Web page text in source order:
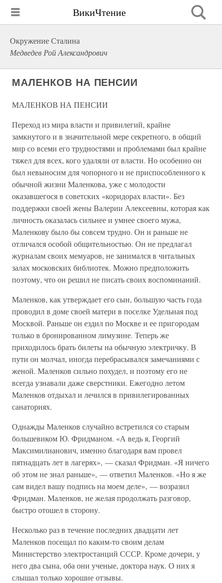
ВикиЧтение
Окружение Сталина
Медведев Рой Александрович
МАЛЕНКОВ НА ПЕНСИИ
МАЛЕНКОВ НА ПЕНСИИ
Переход из мира власти и привилегий, крайне
замкнутого и в значительной мере секретного, в общий
мир со всеми его трудностями и проблемами был крайне
тяжел для всех, кого удаляли от власти. Но особенно он
был невыносим для чопорного и не приспособленного к
обычной жизни Маленкова, уже с молодости
оказавшегося в советских «коридорах власти». Без
поддержки своей жены Валерии Алексеевны, которая как
личность оказалась сильнее и умнее своего мужа,
Маленкову было бы совсем трудно. Он и раньше не
отличался особой общительностью. Он не предлагал
журналам своих мемуаров, не занимался в читальных
залах московских библиотек. Можно предположить
поэтому, что он решил не писать своих воспоминаний.
Маленков, как утверждает его сын, большую часть года
проводил в доме своей матери в поселке Удельная под
Москвой. Раньше он ездил по Москве и ее пригородам
только в бронированном лимузине. Теперь же
приходилось брать билеты на обычную электричку. В
пути он молчал, иногда перебрасывался замечаниями с
женой. Маленков сильно похудел, и поэтому его не
всегда узнавали даже сверстники. Ежегодно летом
Маленков отдыхал и лечился в привилегированных
санаториях.
Однажды Маленков случайно встретился со старым
большевиком Ю. Фридманом. «А ведь я, Георгий
Максимилианович, именно благодаря вам провел
пятнадцать лет в лагерях», — сказал Фридман. «Я ничего
об этом не знал раньше», — ответил Маленков. «Но я же
сам видел вашу подпись на моем деле», — возразил
Фридман. Маленков, не желая продолжать разговор,
быстро отошел в сторону.
Несколько раз в течение последних двадцати лет
Маленков посещал по каким-то своим делам
Министерство электростанций СССР. Кроме дочери, у
него два сына, оба они ученые, доктора наук. О них я
слышал только хорошие отзывы.